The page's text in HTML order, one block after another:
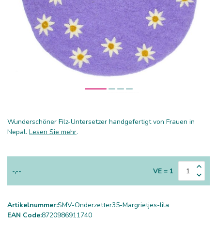
Wunderschöner Filz-Untersetzer handgefertigt von Frauen in
Nepal. Lesen Sie mehr.
-,-- VE = 1
Artikelnummer:SMV-Onderzetter35-Margrietjes-lila
EAN Code:8720986911740